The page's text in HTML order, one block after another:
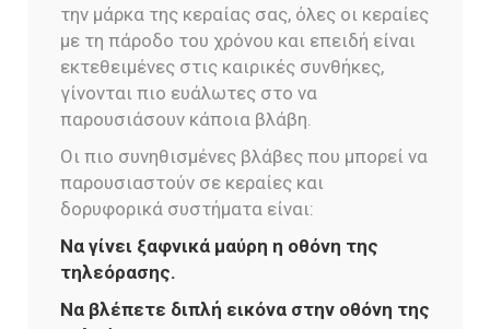
την μάρκα της κεραίας σας, όλες οι κεραίες
με τη πάροδο του χρόνου και επειδή είναι
εκτεθειμένες στις καιρικές συνθήκες,
γίνονται πιο ευάλωτες στο να
παρουσιάσουν κάποια βλάβη.
Οι πιο συνηθισμένες βλάβες που μπορεί να
παρουσιαστούν σε κεραίες και
δορυφορικά συστήματα είναι:
Να γίνει ξαφνικά μαύρη η οθόνη της
τηλεόρασης.
Να βλέπετε διπλή εικόνα στην οθόνη της